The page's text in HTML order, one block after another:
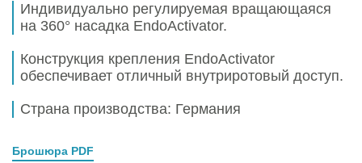
Индивидуально регулируемая вращающаяся
на 360° насадка EndoActivator.
Конструкция крепления EndoActivator
обеспечивает отличный внутриротовый доступ.
Страна производства: Германия
Брошюра PDF